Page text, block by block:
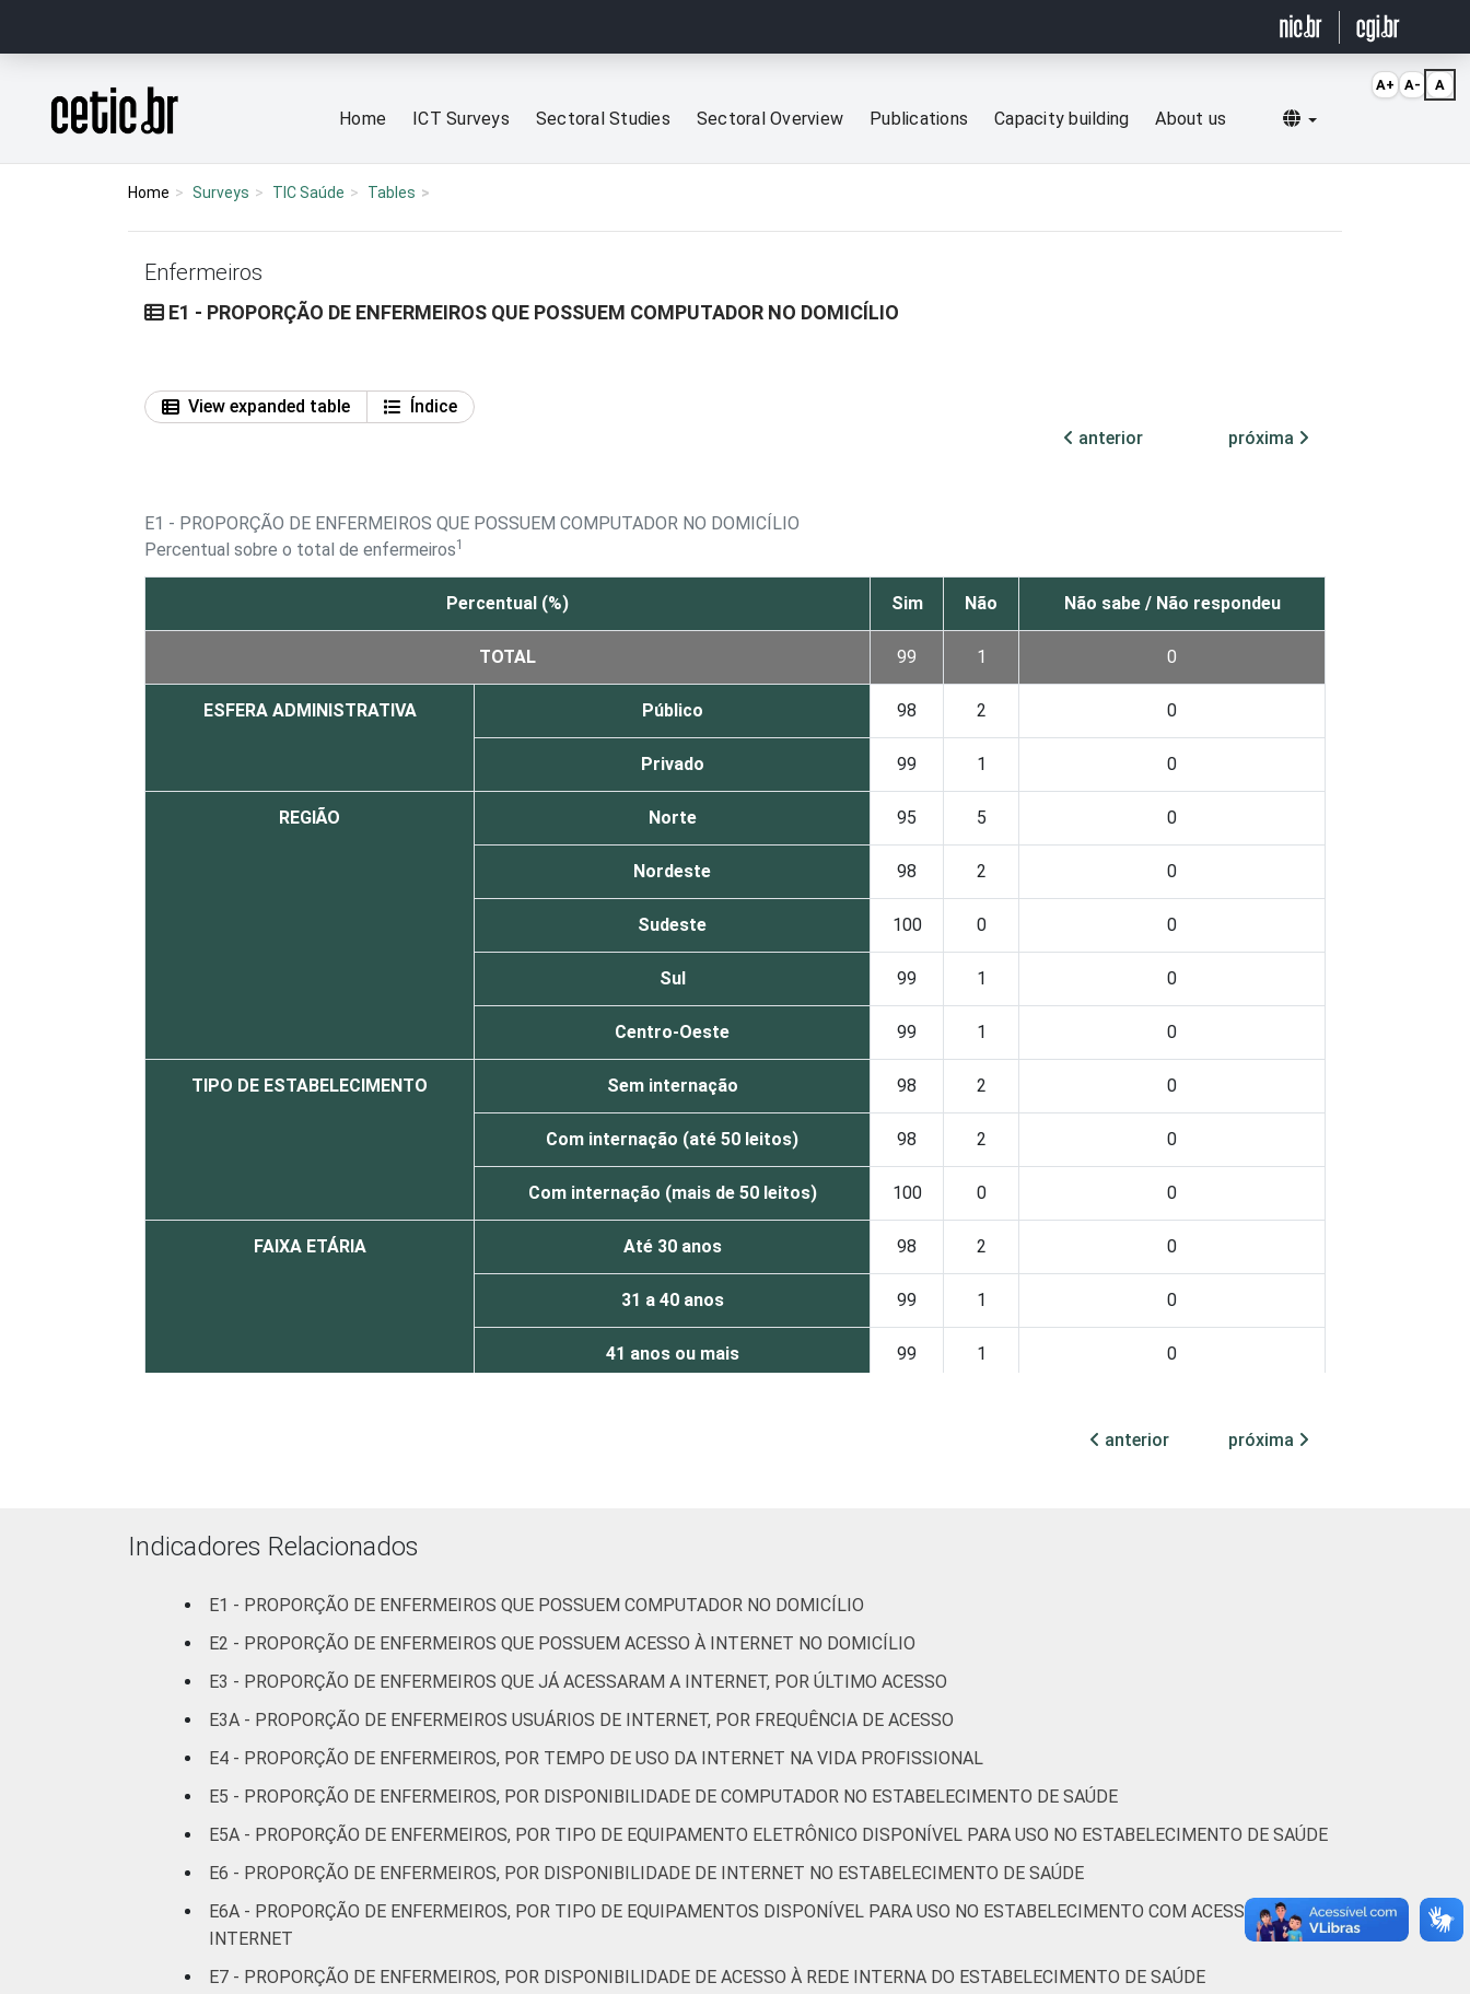
Página inicial
Home ICT Surveys Sectoral Studies Sectoral Overview Publications Capacity building About us Selecionar idioma
Home Surveys TIC Saúde Tables
Enfermeiros
E1 - PROPORÇÃO DE ENFERMEIROS QUE POSSUEM COMPUTADOR NO DOMICÍLIO
View expanded table
Índice
anterior
próxima
E1 - PROPORÇÃO DE ENFERMEIROS QUE POSSUEM COMPUTADOR NO DOMICÍLIO
Percentual sobre o total de enfermeiros1
Percentual (%) Sim Não Não sabe / Não respondeu
TOTAL 99 1 0
ESFERA ADMINISTRATIVA Público 98 2 0
Privado 99 1 0
REGIÃO Norte 95 5 0
Nordeste 98 2 0
Sudeste 100 0 0
Sul 99 1 0
Centro-Oeste 99 1 0
TIPO DE ESTABELECIMENTO Sem internação 98 2 0
Com internação (até 50 leitos) 98 2 0
Com internação (mais de 50 leitos) 100 0 0
FAIXA ETÁRIA Até 30 anos 98 2 0
31 a 40 anos 99 1 0
41 anos ou mais 99 1 0
Fonte: NIC.br - set 2014 / mar 2015
anterior próxima
Indicadores Relacionados
E1 - PROPORÇÃO DE ENFERMEIROS QUE POSSUEM COMPUTADOR NO DOMICÍLIO
E2 - PROPORÇÃO DE ENFERMEIROS QUE POSSUEM ACESSO À INTERNET NO DOMICÍLIO
E3 - PROPORÇÃO DE ENFERMEIROS QUE JÁ ACESSARAM A INTERNET, POR ÚLTIMO ACESSO
E3A - PROPORÇÃO DE ENFERMEIROS USUÁRIOS DE INTERNET, POR FREQUÊNCIA DE ACESSO
E4 - PROPORÇÃO DE ENFERMEIROS, POR TEMPO DE USO DA INTERNET NA VIDA PROFISSIONAL
E5 - PROPORÇÃO DE ENFERMEIROS, POR DISPONIBILIDADE DE COMPUTADOR NO ESTABELECIMENTO DE SAÚDE
E5A - PROPORÇÃO DE ENFERMEIROS, POR TIPO DE EQUIPAMENTO ELETRÔNICO DISPONÍVEL PARA USO NO ESTABELECIMENTO DE SAÚDE
E6 - PROPORÇÃO DE ENFERMEIROS, POR DISPONIBILIDADE DE INTERNET NO ESTABELECIMENTO DE SAÚDE
E6A - PROPORÇÃO DE ENFERMEIROS, POR TIPO DE EQUIPAMENTOS DISPONÍVEL PARA USO NO ESTABELECIMENTO COM ACESSO À
INTERNET
E7 - PROPORÇÃO DE ENFERMEIROS, POR DISPONIBILIDADE DE ACESSO À REDE INTERNA DO ESTABELECIMENTO DE SAÚDE
A+ A- A